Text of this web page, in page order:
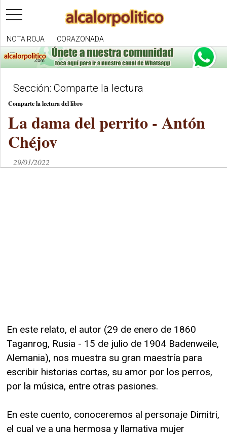
toggle
navigation
NOTA ROJA CORAZONADA
Sección: Comparte la lectura
Comparte la lectura del libro
La dama del perrito - Antón
Chéjov
29/01/2022
En este relato, el autor (29 de enero de 1860
Taganrog, Rusia - 15 de julio de 1904 Badenweile,
Alemania), nos muestra su gran maestría para
escribir historias cortas, su amor por los perros,
por la música, entre otras pasiones.
En este cuento, conoceremos al personaje Dimitri,
el cual ve a una hermosa y llamativa mujer